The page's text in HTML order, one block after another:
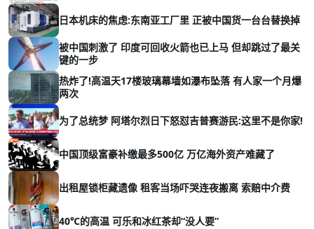
日本机床的焦虑:东南亚工厂里 正被中国货一台台替换掉
被中国刺激了 印度可回收火箭也已上马 但却跳过了最关
键的一步
热炸了!高温天17楼玻璃幕墙如瀑布坠落 有人家一个月爆
两次
为了总统梦 阿塔尔烈日下怒怼吉普赛游民:这里不是你家!
中国顶级富豪补缴最多500亿 万亿海外资产难藏了
出租屋锁柜藏遗像 租客当场吓哭连夜搬离 索赔中介费
40℃的高温 可乐和冰红茶却“没人要”